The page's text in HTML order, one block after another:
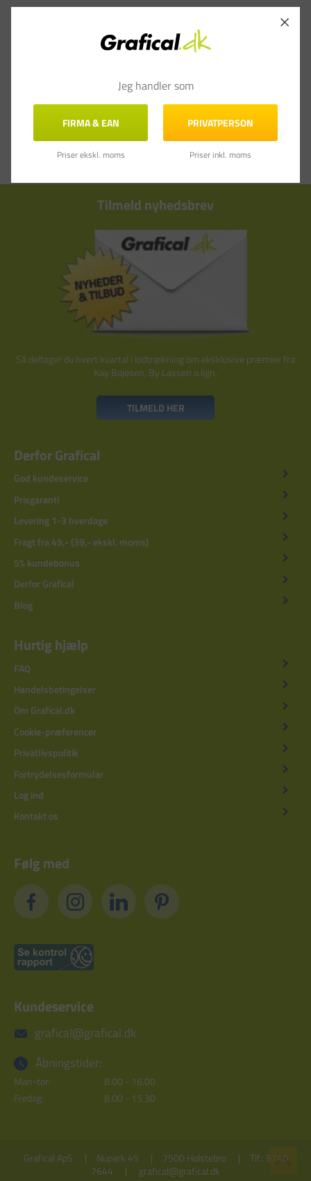
Tilmeld nyhedsbrev
Så deltager du hvert kvartal i lodtrækning om eksklusive præmier fra
Kay Bojesen, By Lassen o.lign.
TILMELD HER
Derfor Grafical
God kundeservice
Prisgaranti
Levering 1-3 hverdage
Fragt fra 49,- (39,- ekskl. moms)
5% kundebonus
Derfor Grafical
Blog
Hurtig hjælp
FAQ
Handelsbetingelser
Om Grafical.dk
Cookie-præferencer
Privatlivspolitik
Fortrydelsesformular
Log ind
Kontakt os
Følg med
Kundeservice
grafical@grafical.dk
Åbningstider:
Man-tor:
8.00 - 16.00
Fredag:
8.00 - 15.30
Grafical ApS Nupark 45 7500 Holstebro
Tlf.: 9740
7644
grafical@grafical.dk
Jeg handler som
FIRMA & EAN
Priser ekskl. moms
PRIVATPERSON
Priser inkl. moms